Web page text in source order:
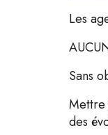
Les
Sans
Mettre
des